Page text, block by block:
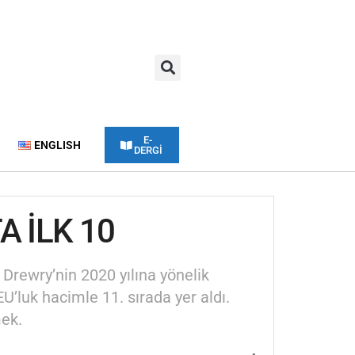
ENGLISH
E-
DERGİ
İLK 10
2020 yılına yönelik
hacimle 11. sırada yer aldı.